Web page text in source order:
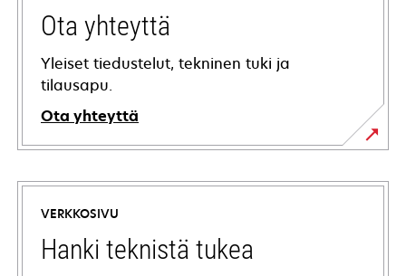
Ota yhteyttä
Yleiset tiedustelut, tekninen tuki ja
tilausapu.
Ota yhteyttä
VERKKOSIVU
Hanki teknistä tukea